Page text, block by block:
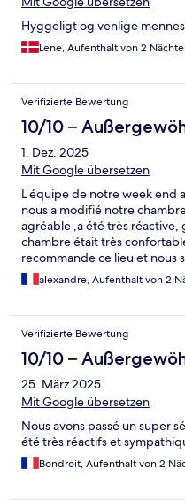
Hyggeligt og venlige
Lene, Aufenthalt von 2
Verifizierte Bewertung
10/10 –
1. Dez. 2025
Mit Google übersetzen
L équipe de notre week end
nous a modifié notre
agréable ,a été très réactive,
chambre était très
recommande ce lieu et nous
basalexandre, Aufenthalt von 2
Verifizierte Bewertung
10/10 –
25. März 2025
Mit Google übersetzen
Nous avons passé un super
été très réactifs et
Bondroit, Aufenthalt von 2